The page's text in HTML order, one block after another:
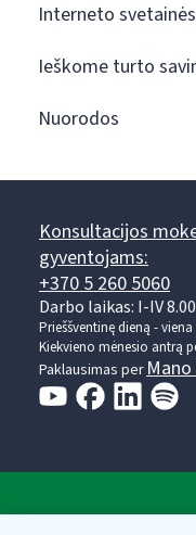
Interneto
Ieškome turto
Nuorodos
Konsultacijos
gyventojams:
+370 5 260 5060
Darbo laikas: I-IV
Prieššventinę dieną -
Kiekvieno mėnesio antrą
Paklausimas per Mano